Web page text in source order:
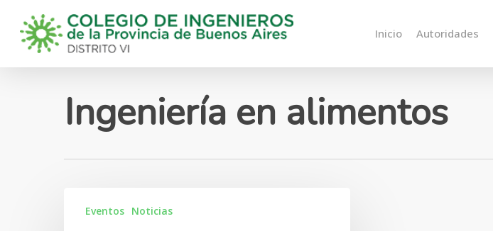
main
Inicio Autoridades
Ingeniería en alimentos
Eventos Noticias